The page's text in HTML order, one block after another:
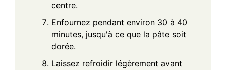
centre.
Enfournez pendant environ 30 à 40
minutes, jusqu'à ce que la pâte soit
dorée.
Laissez refroidir légèrement avant